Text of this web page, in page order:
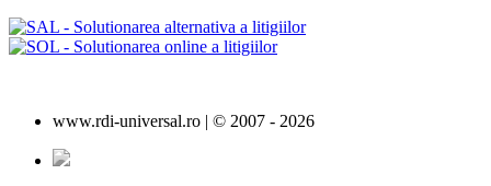
www.rdi-universal.ro | © 2007 - 2026